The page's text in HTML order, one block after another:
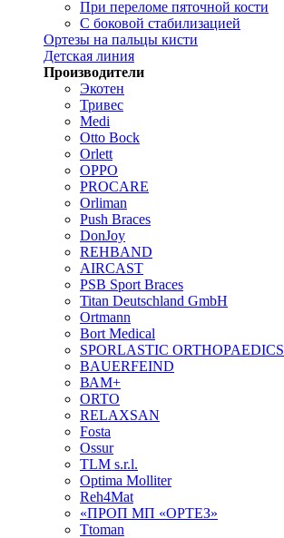
При переломе пяточной кости
С боковой стабилизацией
Ортезы на пальцы кисти
Детская линия
Производители
Экотен
Тривес
Medi
Otto Bock
Orlett
OPPO
PROCARE
Orliman
Push Braces
DonJoy
REHBAND
AIRCAST
PSB Sport Braces
Titan Deutschland GmbH
Ortmann
Bort Medical
SPORLASTIC ORTHOPAEDICS
BAUERFEIND
ВАМ+
ORTO
RELAXSAN
Fosta
Ossur
TLM s.r.l.
Optima Molliter
Reh4Mat
«ПРОП МП «ОРТЕЗ»
Ttoman